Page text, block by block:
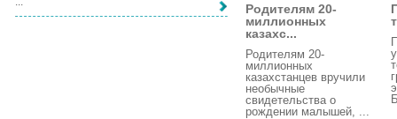
Родителям 20-
миллионных
казахс...
Родителям 20-
миллионных
казахстанцев вручили
необычные
свидетельства о
рождении малышей, ...